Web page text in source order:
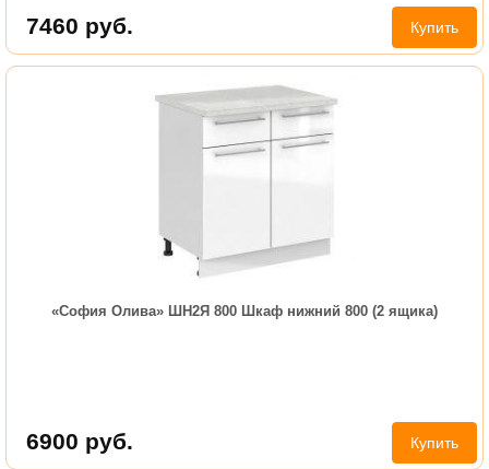
7460 руб. Купить
«София Олива» ШН2Я 800 Шкаф нижний 800 (2 ящика)
6900 руб. Купить